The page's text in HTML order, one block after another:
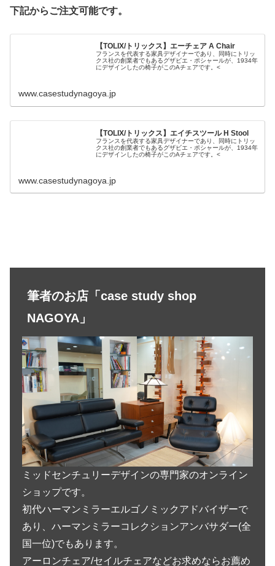
下記からご注文可能です。
【TOLIX/トリックス】エーチェア A Chair
フランスを代表する家具デザイナーであり、同時にトリッ
クス社の創業者でもあるグザビエ・ポシャールが、1934年
にデザインしたの椅子がこのAチェアです。<
www.casestudynagoya.jp
【TOLIX/トリックス】エイチスツール H Stool
フランスを代表する家具デザイナーであり、同時にトリッ
クス社の創業者でもあるグザビエ・ポシャールが、1934年
にデザインしたの椅子がこのAチェアです。<
www.casestudynagoya.jp
筆者のお店「case study shop
NAGOYA」
ミッドセンチュリーデザインの専門家のオンライン
ショップです。
初代ハーマンミラーエルゴノミックアドバイザーで
あり、ハーマンミラーコレクションアンバサダー(全
国一位)でもあります。
アーロンチェア/セイルチェアなどお求めならお薦め